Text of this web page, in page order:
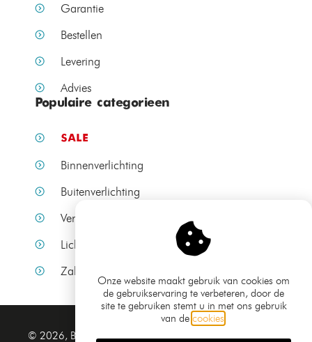
Garantie
Bestellen
Levering
Advies
Populaire categorieen
SALE
Binnenverlichting
Buitenverlichting
Verlichting per ruimte
Lichtbronnen
Zakelijke verlichting
© 2026, Bamled.nl
Algemene voorwaarden
Onze website maakt gebruik van cookies om
de gebruikservaring te verbeteren, door de
site te gebruiken stemt u in met ons gebruik
van de cookies